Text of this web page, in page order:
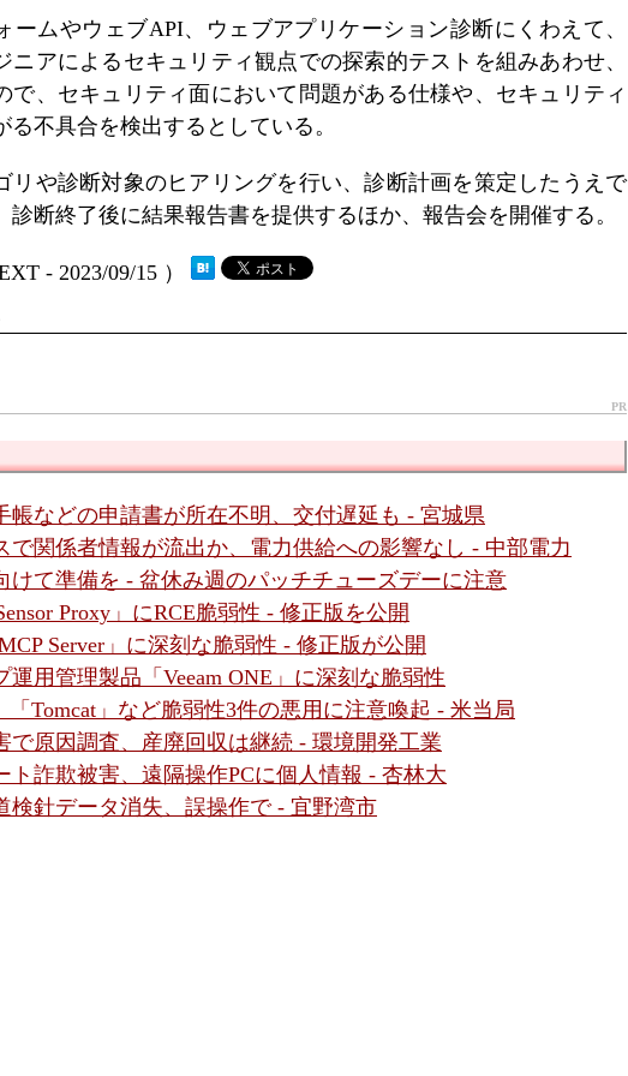
ームやウェブAPI、ウェブアプリケーション診断にくわえて、
ニアによるセキュリティ観点での探索的テストを組みあわせ、
で、セキュリティ面において問題がある仕様や、セキュリティ
る不具合を検出するとしている。
リや診断対象のヒアリングを行い、診断計画を策定したうえで
診断終了後に結果報告書を提供するほか、報告会を開催する。
- 2023/09/15 ）
PR
帳などの申請書が所在不明、交付遅延も - 宮城県
で関係者情報が流出か、電力供給への影響なし - 中部電力
けて準備を - 盆休み週のパッチチューズデーに注意
Proxy」にRCE脆弱性 - 修正版を公開
MCP Server」に深刻な脆弱性 - 修正版が公開
運用管理製品「Veeam ONE」に深刻な脆弱性
「Tomcat」など脆弱性3件の悪用に注意喚起 - 米当局
で原因調査、産廃回収は継続 - 環境開発工業
ト詐欺被害、遠隔操作PCに個人情報 - 杏林大
検針データ消失、誤操作で - 宜野湾市